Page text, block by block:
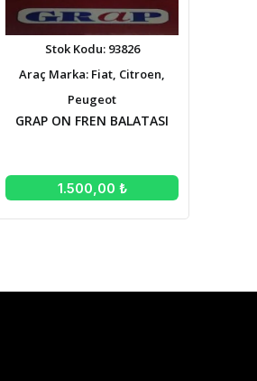
Stok Kodu: 93826
Araç Marka: Fiat, Citroen,
Peugeot
GRAP ON FREN BALATASI
1.500,00 ₺